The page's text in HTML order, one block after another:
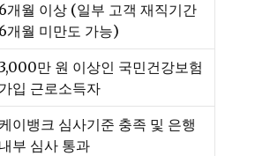
6개월 이상 (일부 고객 재직기간
6개월 미만도 가능)
3,000만 원 이상인 국민건강보험
가입 근로소득자
케이뱅크 심사기준 충족 및 은행
내부 심사 통과